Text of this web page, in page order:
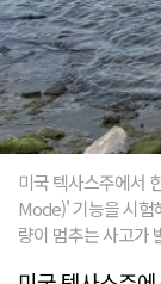
미국 텍사스주에서
Mode)' 기능을 시험
량이 멈추는 사고가